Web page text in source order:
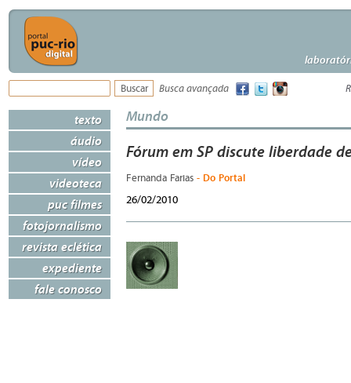
Busca avançada
texto
áudio
vídeo
videoteca
puc filmes
fotojornalismo
revista eclética
expediente
fale conosco
Mundo
Fórum em SP discute liberdade
Fernanda Farias - Do Portal
26/02/2010